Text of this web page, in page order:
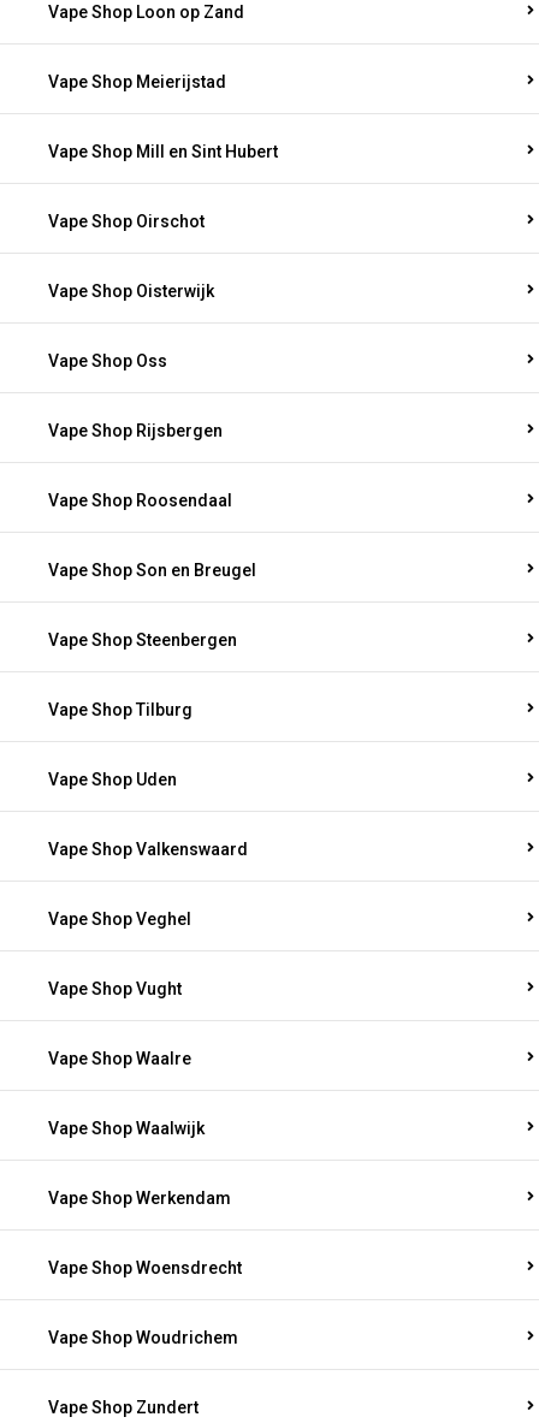
Vape Shop Loon op Zand
Vape Shop Meierijstad
Vape Shop Mill en Sint Hubert
Vape Shop Oirschot
Vape Shop Oisterwijk
Vape Shop Oss
Vape Shop Rijsbergen
Vape Shop Roosendaal
Vape Shop Son en Breugel
Vape Shop Steenbergen
Vape Shop Tilburg
Vape Shop Uden
Vape Shop Valkenswaard
Vape Shop Veghel
Vape Shop Vught
Vape Shop Waalre
Vape Shop Waalwijk
Vape Shop Werkendam
Vape Shop Woensdrecht
Vape Shop Woudrichem
Vape Shop Zundert